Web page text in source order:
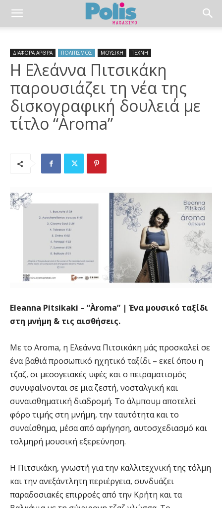
ΔΙΑΦΟΡΑ ΑΡΘΡΑ ΠΟΛΙΤΙΣΜΟΣ ΜΟΥΣΙΚΗ ΤΕΧΝΗ
Η Ελεάννα Πιτσικάκη
παρουσιάζει τη νέα της
δισκογραφική δουλειά με
τίτλο “Àroma”
Eleanna Pitsikaki – “Àroma” | Ένα μουσικό ταξίδι
στη μνήμη & τις αισθήσεις.
Με το Aroma, η Ελεάννα Πιτσικάκη μάς προσκαλεί σε
ένα βαθιά προσωπικό ηχητικό ταξίδι – εκεί όπου η
τζαζ, οι μεσογειακές υφές και ο πειραματισμός
συνυφαίνονται σε μια ζεστή, νοσταλγική και
συναισθηματική διαδρομή. Το άλμπουμ αποτελεί
φόρο τιμής στη μνήμη, την ταυτότητα και το
συναίσθημα, μέσα από αφήγηση, αυτοσχεδιασμό και
τολμηρή μουσική εξερεύνηση.
Η Πιτσικάκη, γνωστή για την καλλιτεχνική της τόλμη
και την ανεξάντλητη περιέργεια, συνδυάζει
παραδοσιακές επιρροές από την Κρήτη και τα